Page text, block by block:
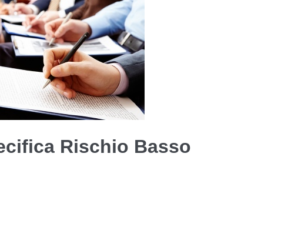
Rischio Basso